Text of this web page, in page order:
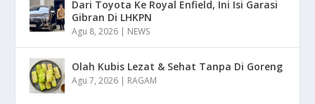
Dari Toyota Ke Royal Enfield, Ini Isi Garasi
Gibran Di LHKPN
Agu 8, 2026 | NEWS
Olah Kubis Lezat & Sehat Tanpa Di Goreng
Agu 7, 2026 | RAGAM